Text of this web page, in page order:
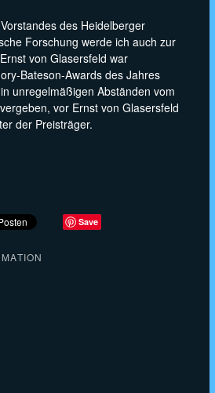
des Heidelberger
Forschung werde ich auch zur
von Glasersfeld war
Bateson-Awards des Jahres
unregelmäßigen Abständen vom
vor Ernst von Glasersfeld
der Preisträger.
Save